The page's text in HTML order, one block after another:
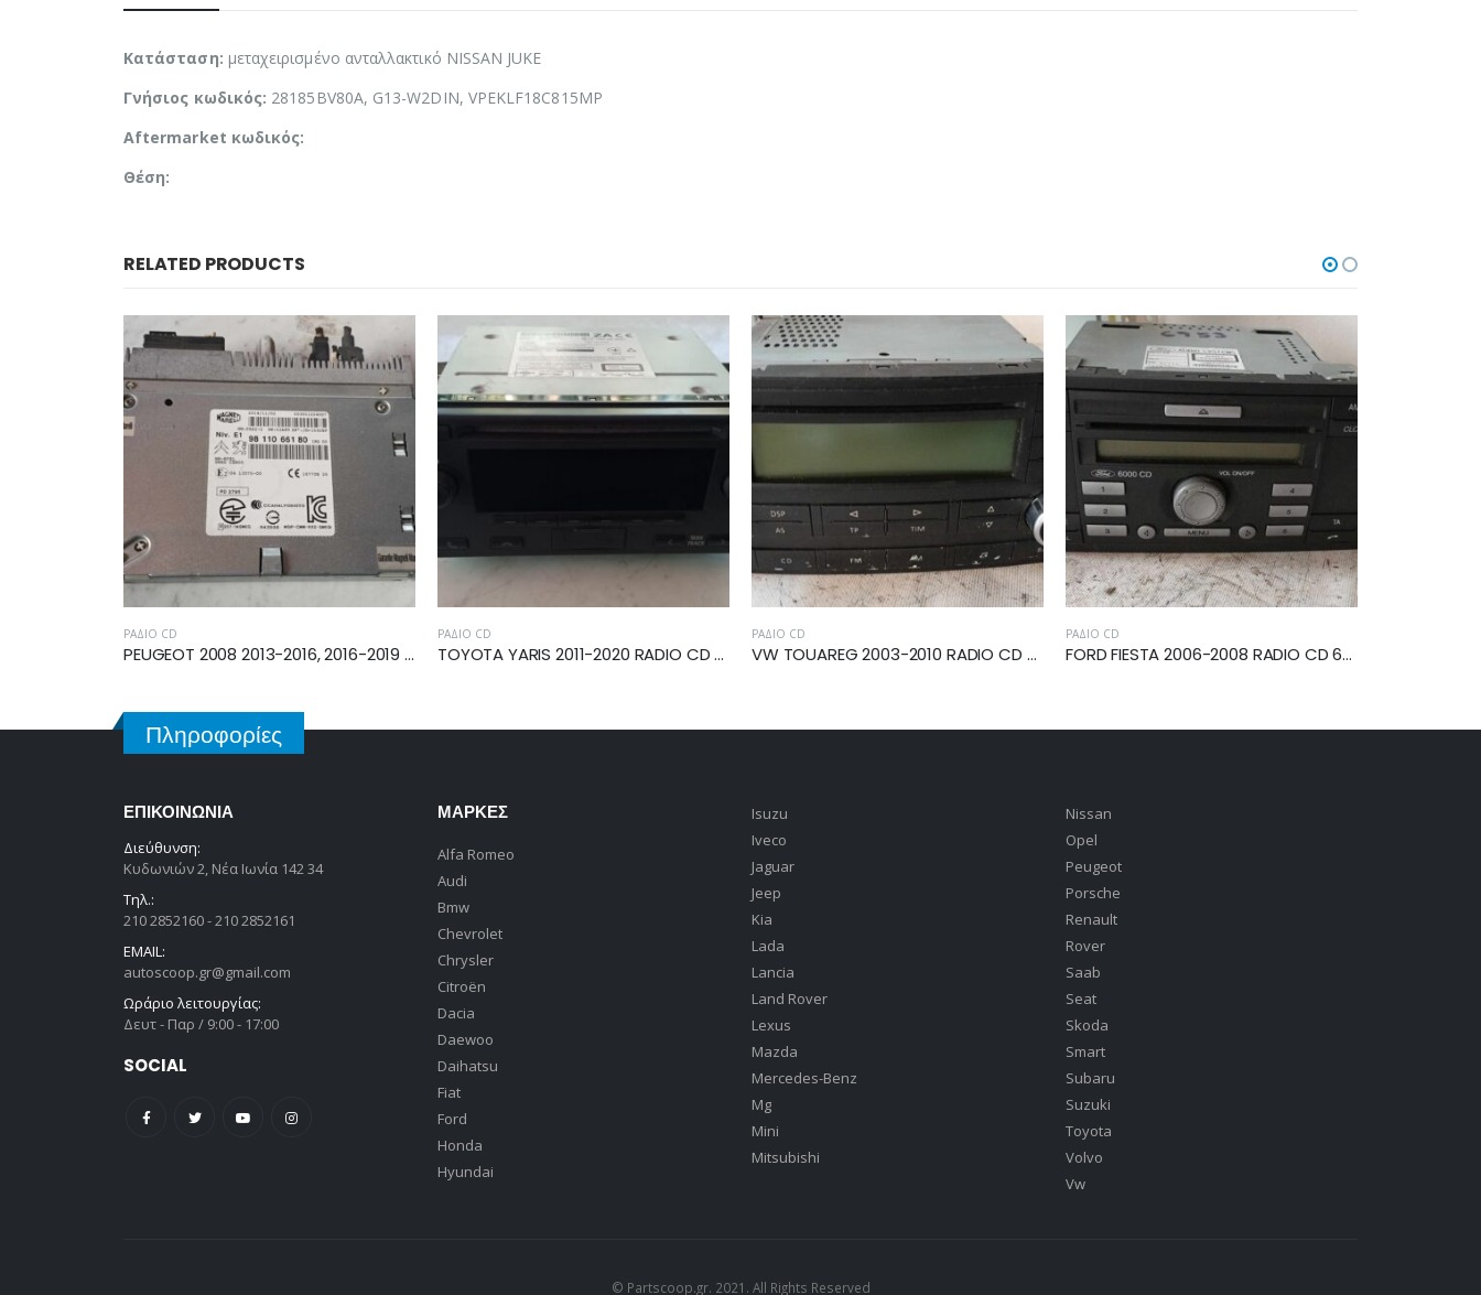
Κατάσταση: μεταχειρισμένο ανταλλακτικό NISSAN JUKE
Γνήσιος κωδικός: 28185BV80A, G13-W2DIN, VPEKLF18C815MP
Aftermarket κωδικός:
Θέση:
RELATED PRODUCTS
ΡΆΔΙΟ CD
PEUGEOT 2008 2013-2016, 2016-2019 MULTIMEDIA MODULE 9811066180
ΡΆΔΙΟ CD
TOYOTA YARIS 2011-2020 RADIO CD 86120-0DC20
ΡΆΔΙΟ CD
VW TOUAREG 2003-2010 RADIO CD 7L6035195
ΡΆΔΙΟ CD
FORD FIESTA 2006-2008 RADIO CD 6S61-18C815-AJ
Πληροφορίες
ΕΠΙΚΟΙΝΩΝΊΑ
Διεύθυνση:
Κυδωνιών 2, Νέα Ιωνία 142 34
Τηλ.:
210 2852160 - 210 2852161
EMAIL:
autoscoop.gr@gmail.com
Ωράριο λειτουργίας:
Δευτ - Παρ / 9:00 - 17:00
SOCIAL
ΜΆΡΚΕΣ
Alfa Romeo
Audi
Bmw
Chevrolet
Chrysler
Citroën
Dacia
Daewoo
Daihatsu
Fiat
Ford
Honda
Hyundai
Isuzu
Iveco
Jaguar
Jeep
Kia
Lada
Lancia
Land Rover
Lexus
Mazda
Mercedes-Benz
Mg
Mini
Mitsubishi
Nissan
Opel
Peugeot
Porsche
Renault
Rover
Saab
Seat
Skoda
Smart
Subaru
Suzuki
Toyota
Volvo
Vw
© Partscoop.gr. 2021. All Rights Reserved